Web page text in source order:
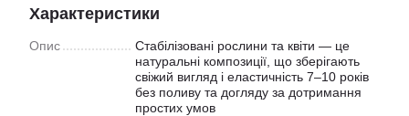
Характеристики
Опис
Стабілізовані рослини та квіти — це
натуральні композиції, що зберігають
свіжий вигляд і еластичність 7–10 років
без поливу та догляду за дотримання
простих умов